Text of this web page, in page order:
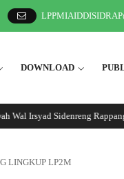
DOWNLOAD
Wal Irsyad Sidenreng Rappang
LINGKUP LP2M